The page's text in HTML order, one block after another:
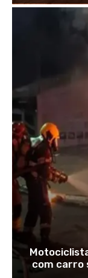
com carro